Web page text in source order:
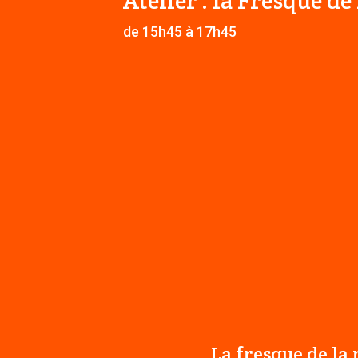
de 15h45 à 17h45